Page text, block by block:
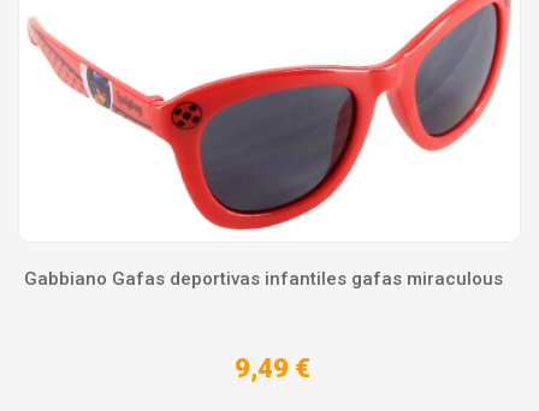
Gabbiano Gafas deportivas infantiles gafas miraculous
9,49 €